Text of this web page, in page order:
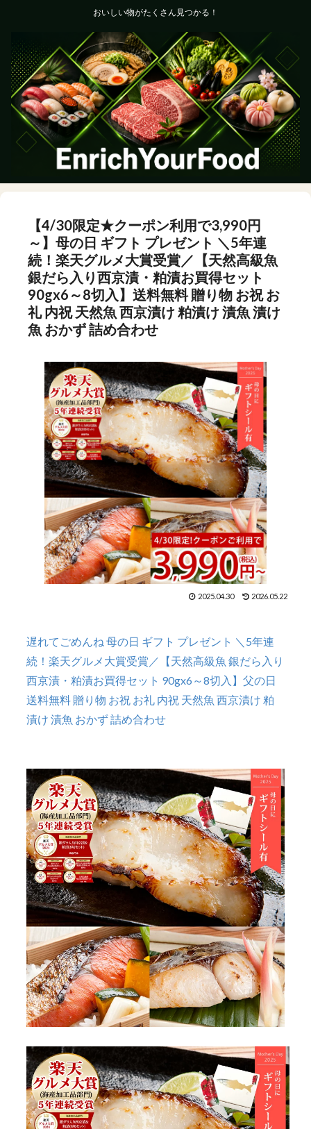
おいしい物がたくさん見つかる！
【4/30限定★クーポン利用で3,990円
～】母の日 ギフト プレゼント ＼5年連
続！楽天グルメ大賞受賞／【天然高級魚
銀だら入り西京漬・粕漬お買得セット
90gx6～8切入】送料無料 贈り物 お祝 お
礼 内祝 天然魚 西京漬け 粕漬け 漬魚 漬け
魚 おかず 詰め合わせ
2025.04.30 2026.05.22
遅れてごめんね 母の日 ギフト プレゼント ＼5年連
続！楽天グルメ大賞受賞／【天然高級魚 銀だら入り
西京漬・粕漬お買得セット 90gx6～8切入】父の日
送料無料 贈り物 お祝 お礼 内祝 天然魚 西京漬け 粕
漬け 漬魚 おかず 詰め合わせ